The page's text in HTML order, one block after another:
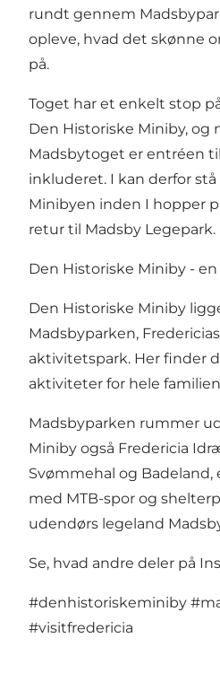
rundt gennem
opleve, hvad det skønne
på.
Toget har et enkelt stop
Den Historiske Miniby, og
Madsbytoget er entréen
inkluderet. I kan derfor stå
Minibyen inden I hopper
retur til Madsby Legepark.
Den Historiske Miniby -
Den Historiske Miniby
Madsbyparken,
aktivitetspark. Her finder
aktiviteter for hele
Madsbyparken rummer
Miniby også Fredericia
Svømmehal og Badeland,
med MTB-spor og
udendørs legeland
Se, hvad andre deler på
#denhistoriskeminiby
#visitfredericia